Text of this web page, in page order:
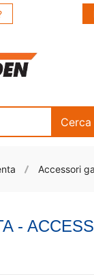
Accessori
-